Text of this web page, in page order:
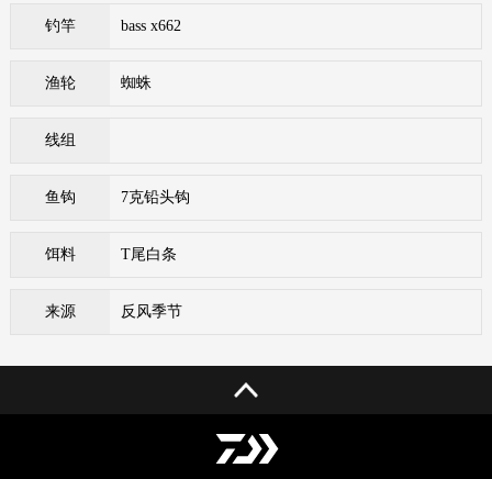
钓竿 bass x662
渔轮 蜘蛛
线组
鱼钩 7克铅头钩
饵料 T尾白条
来源 反风季节